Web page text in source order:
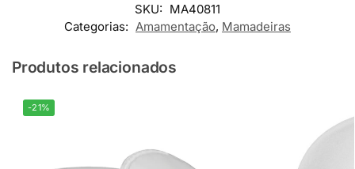
SKU: MA40811
Categorias: Amamentação, Mamadeiras
Produtos relacionados
-21%